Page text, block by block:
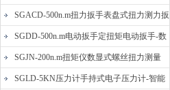
辐称重压力测力计
SGACD-500n.m扭力扳手表盘式扭力测力扳
手-表盘扭力矩检测扳手
SGDD-500n.m电动扳手定扭矩电动扳手-数
显式电动定扭力矩扳手
SGJN-200n.m扭矩仪数显式螺丝扭力测量
仪-螺栓扭力矩测试仪
SGLD-5KN压力计手持式电子压力计-智能